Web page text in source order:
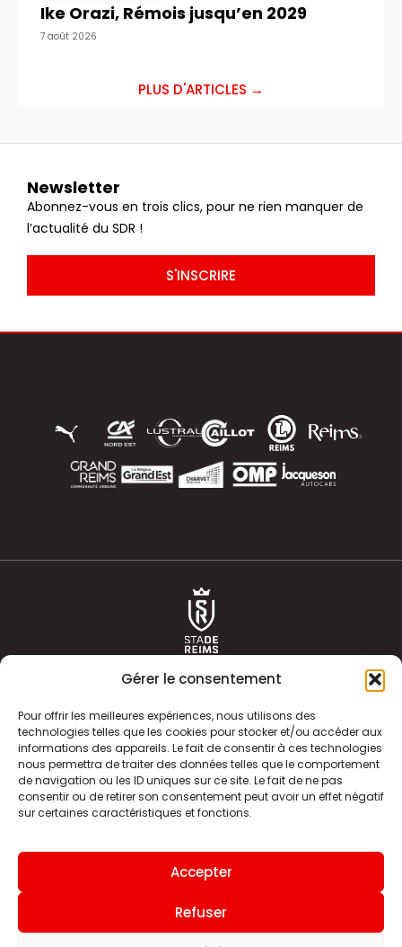
Gérer le consentement
Pour offrir les meilleures expériences, nous utilisons des
technologies telles que les cookies pour stocker et/ou accéder aux
informations des appareils. Le fait de consentir à ces technologies
nous permettra de traiter des données telles que le comportement
de navigation ou les ID uniques sur ce site. Le fait de ne pas
consentir ou de retirer son consentement peut avoir un effet négatif
sur certaines caractéristiques et fonctions.
Accepter
Refuser
Ike Orazi, Rémois jusqu’en 2029
7 août 2026
PLUS D'ARTICLES →
Newsletter
Abonnez-vous en trois clics, pour ne rien manquer de
l’actualité du SDR !
S'INSCRIRE
ACTUALITÉS
CLUB
BOUTIQUE
HISTOIRE
ÉQUIPE PREMIERE
INFOS ET CONTACT